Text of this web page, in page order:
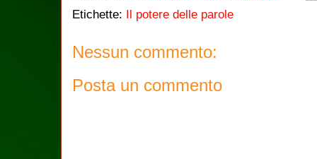
Etichette: Il potere delle parole
Nessun commento:
Posta un commento